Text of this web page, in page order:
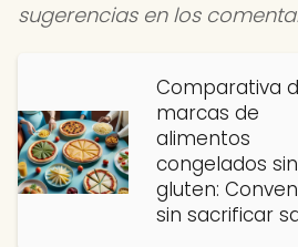
sugerencias en los
Comparativa
marcas de
alimentos
congelados sin
gluten:
sin sacrificar